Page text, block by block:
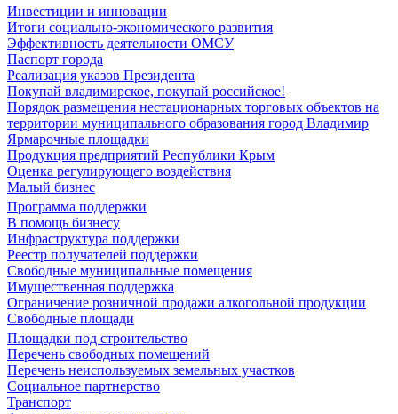
Инвестиции и инновации
Итоги социально-экономического развития
Эффективность деятельности ОМСУ
Паспорт города
Реализация указов Президента
Покупай владимирское, покупай российское!
Порядок размещения нестационарных торговых объектов на
территории муниципального образования город Владимир
Ярмарочные площадки
Продукция предприятий Республики Крым
Оценка регулирующего воздействия
Малый бизнес
Программа поддержки
В помощь бизнесу
Инфраструктура поддержки
Реестр получателей поддержки
Свободные муниципальные помещения
Имущественная поддержка
Ограничение розничной продажи алкогольной продукции
Свободные площади
Площадки под строительство
Перечень свободных помещений
Перечень неиспользуемых земельных участков
Социальное партнерство
Транспорт